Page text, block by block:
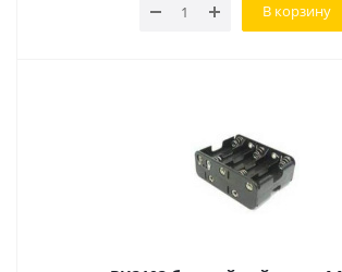
В корзину